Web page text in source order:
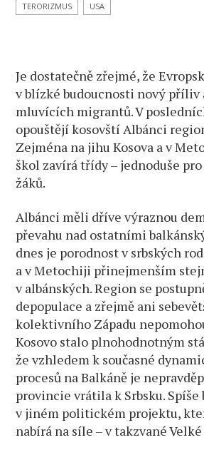
TERORIZMUS
USA
Je dostatečně zřejmé, že
v blízké budoucnosti nový příliv
mluvících migrantů. V
opouštějí kosovští Albánci
Zejména na jihu Kosova a v
škol zavírá třídy – jednoduše
žáků.
Albánci měli dříve výraznou
převahu nad ostatními
dnes je porodnost v srbských
a v Metochiji přinejmenším
v albánských. Region se
depopulace a zřejmě ani
kolektivního Západu
Kosovo stalo plnohodnotným
že vzhledem k současné
procesů na Balkáně je
provincie vrátila k Srbsku. Spíše
v jiném politickém projektu,
nabírá na síle – v takzvané